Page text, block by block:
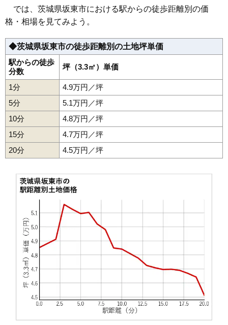
26 内野山 1.3万円 155万円 -28.7%
27 小泉
29 山 1.1万円 104万円
30 冨田 1.1万円
31 菅谷 0.9万円 251万円 -24.3%
では、茨城県坂東市における駅からの徒歩距離別の価
格・相場を見てみよう。
◆茨城県坂東市の徒歩距離別の土地坪単価
駅からの徒歩
分数
坪（3.3㎡）単価
1分
4.9万円／坪
5分
5.1万円／坪
10分
4.8万円／坪
15分
4.7万円／坪
20分
4.5万円／坪